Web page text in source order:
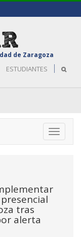
de Zaragoza
ESTUDIANTES
Toggle
tras
alerta